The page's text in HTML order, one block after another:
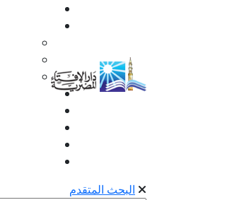
البحث المتقدم